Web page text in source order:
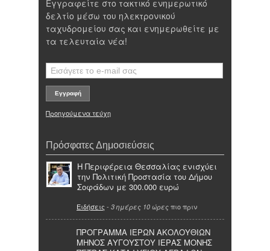
Εγγραφείτε στο τακτικό ενημερωτικό
δελτίο μέσω του ηλεκτρονικού
ταχυδρομείου σας και ενημερωθείτε με
τα τελευταία νέα!
Προηγούμενα τεύχη
Πρόσφατες Δημοσιεύσεις
Η Περιφέρεια Θεσσαλίας ενισχύει
την Πολιτική Προστασία του Δήμου
Σοφάδων με 300.000 ευρώ
Ειδήσεις - 3 ημέρες 10 ώρες πιο πριν
ΠΡΟΓΡΑΜΜΑ ΙΕΡΩΝ ΑΚΟΛΟΥΘΙΩΝ
ΜΗΝΟΣ ΑΥΓΟΥΣΤΟΥ ΙΕΡΑΣ ΜΟΝΗΣ